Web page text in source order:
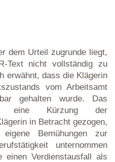
dem Urteil zugrunde liegt,
Text nicht vollständig zu
erwähnt, dass die Klägerin
vom Arbeitsamt
gehalten wurde. Das
eine Kürzung der
in Betracht gezogen,
Bemühungen zur
unternommen
einen Verdienstausfall als